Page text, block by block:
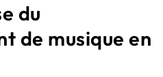
du
de musique en